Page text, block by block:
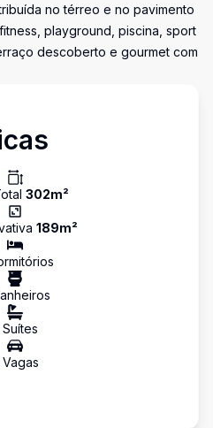
no térreo e no pavimento
playground, piscina, sport
descoberto e gourmet com
302m²
189m²
s
s
Suítes
Vagas